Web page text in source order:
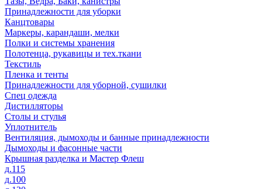
Принадлежности для уборки
Канцтовары
Маркеры, карандаши, мелки
Полки и системы хранения
Полотенца, рукавицы и тех.ткани
Текстиль
Пленка и тенты
Принадлежности для уборной, сушилки
Спец одежда
Дистилляторы
Столы и стулья
Уплотнитель
Вентиляция, дымоходы и банные принадлежности
Дымоходы и фасонные части
Крышная разделка и Мастер Флеш
д.115
д.100